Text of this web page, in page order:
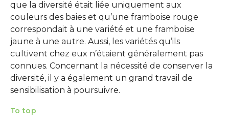
que la diversité était liée uniquement aux
couleurs des baies et qu’une framboise rouge
correspondait à une variété et une framboise
jaune à une autre. Aussi, les variétés qu’ils
cultivent chez eux n’étaient généralement pas
connues. Concernant la nécessité de conserver la
diversité, il y a également un grand travail de
sensibilisation à poursuivre.
To top